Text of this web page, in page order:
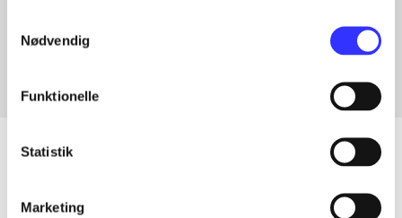
Nødvendig
Funktionelle
Statistik
Marketing
Artikler